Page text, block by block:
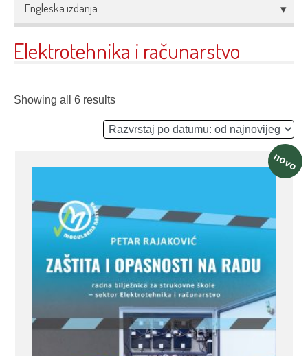
Engleska izdanja
Elektrotehnika i računarstvo
Showing all 6 results
novo